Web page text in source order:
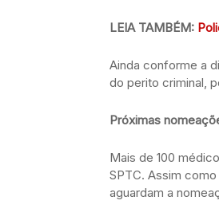
LEIA TAMBÉM:
Ainda conforme a
do perito criminal,
Próximas
Mais de 100
SPTC. Assim
aguardam a